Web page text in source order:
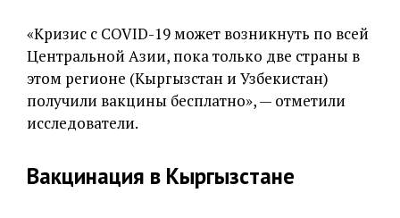
«Кризис с COVID-19 может возникнуть по всей
Центральной Азии, пока только две страны в
этом регионе (Кыргызстан и Узбекистан)
получили вакцины бесплатно», — отметили
исследователи.
Вакцинация в Кыргызстане